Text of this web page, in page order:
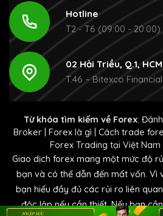
Hotline
T2 - T6 (09:00 - 20:00)
02 Hải Triều, Q.1, HCM
T.46 – Bitexco
Từ khóa tìm kiếm về Forex:
Broker| Forex là gì Cách trade
Forex Trading tại Việt Nam
Giao dịch forex mang một mức độ
bạn và có thể dẫn đến mất vốn. Vì
bạn hiểu đầy đủ các rủi ro liên
độc lập nếu cần thiết. Nếu bạn